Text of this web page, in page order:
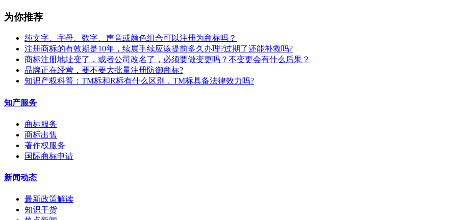
为你推荐
纯文字、字母、数字、声音或颜色组合可以注册为商标吗？
注册商标的有效期是10年，续展手续应该提前多久办理?过期了还能补救吗?
商标注册地址变了，或者公司改名了，必须要做变更吗？不变更会有什么后果？
​品牌正在经营，要不要大批量注册防御商标?
知识产权科普：TM标和R标有什么区别，TM标具备法律效力吗?
知产服务
商标服务
商标出售
著作权服务
国际商标申请
新闻动态
最新政策解读
知识干货